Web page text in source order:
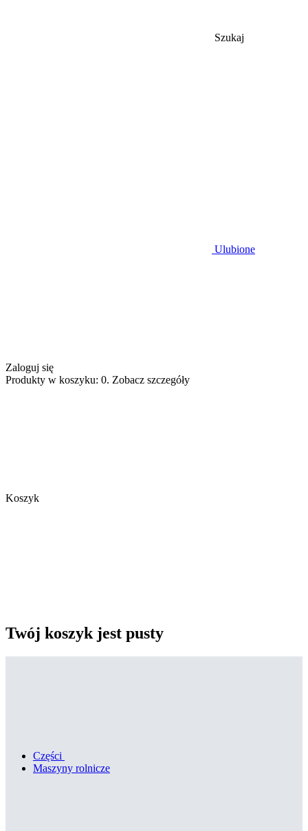
Szukaj
Ulubione
Zaloguj się
Produkty w koszyku: 0. Zobacz szczegóły
Koszyk
Twój koszyk jest pusty
Części
Maszyny rolnicze